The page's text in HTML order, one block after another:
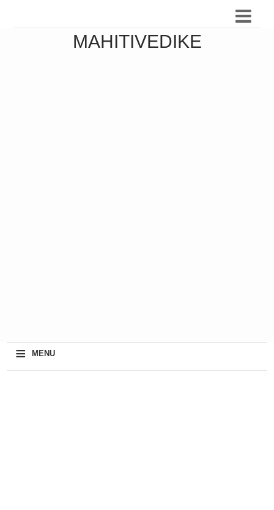
MAHITIVEDIKE
≡ MENU